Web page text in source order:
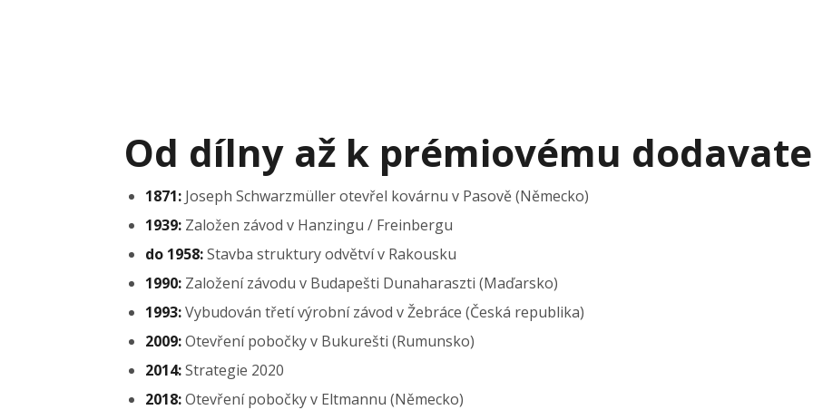
Od dílny až k prémiovému
1871: Joseph Schwarzmüller otevřel kovárnu v Pasově (Německo)
1939: Založen závod v Hanzingu / Freinbergu
do 1958:Stavba struktury odvětví v Rakousku
1990: Založení závodu v Budapešti Dunaharaszti (Maďarsko)
1993:Vybudován třetí výrobní závod v Žebráce (Česká republika)
2009:Otevření pobočky v Bukurešti (Rumunsko)
2014:Strategie 2020
2018:Otevření pobočky v Eltmannu (Německo)